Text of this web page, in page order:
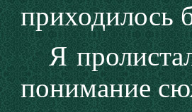
приходилось
Я пролистал
понимание